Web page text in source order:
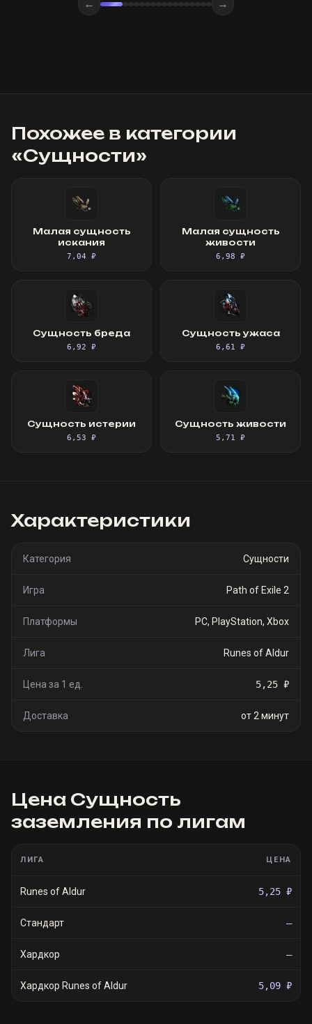
← →
Похожее в категории
«Сущности»
Малая сущность
искания
7,04 ₽
Малая сущность
живости
6,98 ₽
Сущность бреда
6,92 ₽
Сущность ужаса
6,61 ₽
Сущность истерии
6,53 ₽
Сущность живости
5,71 ₽
Характеристики
Категория Сущности
Игра Path of Exile 2
Платформы PC, PlayStation, Xbox
Лига Runes of Aldur
Цена за 1 ед. 5,25 ₽
Доставка от 2 минут
Цена Сущность
заземления по лигам
ЛИГА ЦЕНА
Runes of Aldur 5,25 ₽
Стандарт —
Хардкор —
Хардкор Runes of Aldur 5,09 ₽